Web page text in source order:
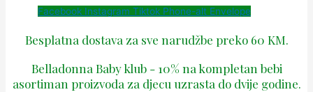
Facebook Instagram Tiktok Phone-alt Envelope
Besplatna dostava za sve narudžbe preko 60 KM.
Belladonna Baby klub - 10% na kompletan bebi
asortiman proizvoda za djecu uzrasta do dvije godine.